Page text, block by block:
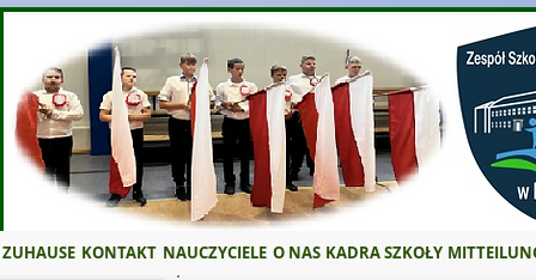
ZUHAUSE KONTAKT NAUCZYCIELE O NAS KADRA SZKOŁY